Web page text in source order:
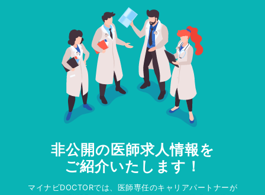
非公開の医師求人情報を
ご紹介いたします！
マイナビDOCTORでは、医師専任のキャリアパートナーが